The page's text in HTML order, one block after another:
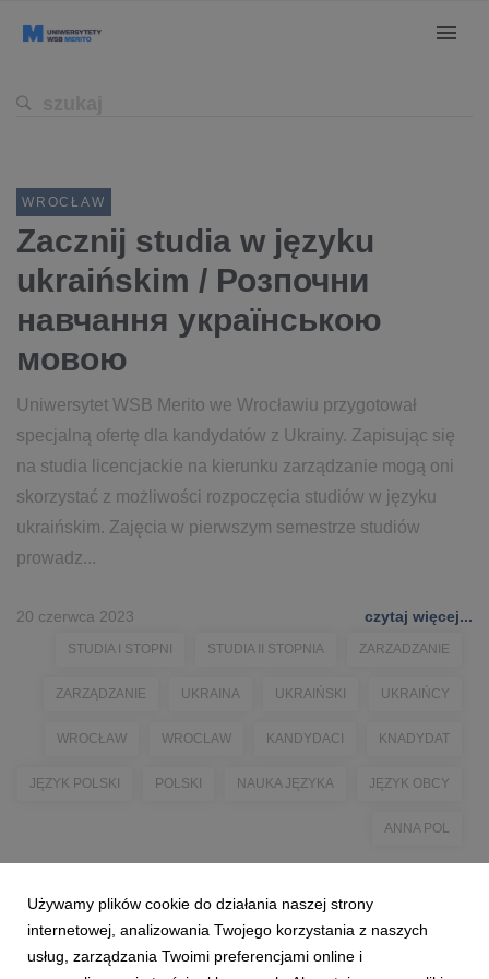
WROCŁAW
Zacznij studia w języku
ukraińskim ​/ Розпочни
навчання українською
мовою
Uniwersytet WSB Merito we Wrocławiu przygotował
specjalną ofertę dla kandydatów z Ukrainy. Zapisując się
na studia licencjackie na kierunku zarządzanie mogą oni
skorzystać z możliwości rozpoczęcia studiów w języku
ukraińskim. Zajęcia w pierwszym semestrze studiów
prowadz...
20 czerwca 2023 czytaj więcej...
STUDIA I STOPNI STUDIA II STOPNIA ZARZADZANIE
ZARZĄDZANIE UKRAINA UKRAIŃSKI UKRAIŃCY
WROCŁAW WROCLAW KANDYDACI KNADYDAT
JĘZYK POLSKI POLSKI NAUKA JĘZYKA JĘZYK OBCY
ANNA POL
Używamy plików cookie do działania naszej strony
internetowej, analizowania Twojego korzystania z naszych
usług, zarządzania Twoimi preferencjami online i